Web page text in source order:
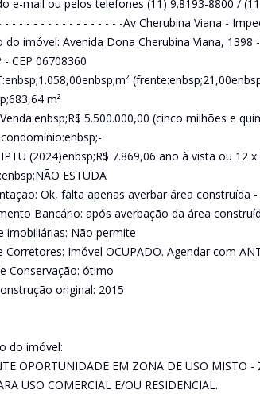
e-mail ou pelos telefones (11) 9.8193-8800 /
- - - - - - - - - - - - - - - - -Av Cherubina Viana -
do imóvel: Avenida Dona Cherubina Viana,
- CEP 06708360
m²
5.500.000,00 (cinco milhões e
(2024)enbsp;R$ 7.869,06 ano à vista ou 12
ESTUDA
Ok, falta apenas averbar área
Bancário: após averbação da área
imobiliárias: Não permite
Corretores: Imóvel OCUPADO. Agendar com
Conservação: ótimo
original: 2015
do imóvel:
OPORTUNIDADE EM ZONA DE USO MISTO -
USO COMERCIAL E/OU RESIDENCIAL.